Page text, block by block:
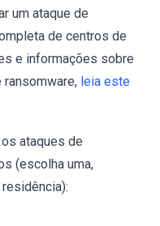
um ataque de
de centros de
e informações sobre
leia este
ataques de
(escolha uma,